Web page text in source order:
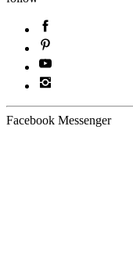
Facebook Messenger